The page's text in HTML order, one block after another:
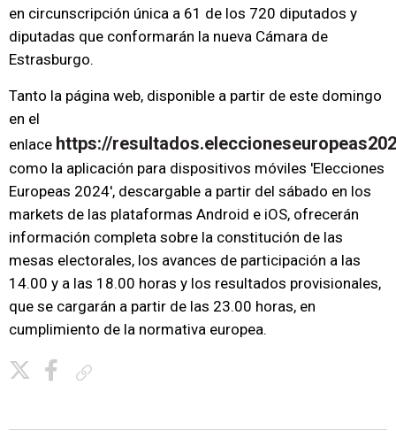
en circunscripción única a 61 de los 720 diputados y
diputadas que conformarán la nueva Cámara de
Estrasburgo.
Tanto la página web, disponible a partir de este domingo
en el
enlace https://
como la aplicación para dispositivos móviles 'Elecciones
Europeas 2024', descargable a partir del sábado en los
markets de las plataformas Android e iOS, ofrecerán
información completa sobre la constitución de las
mesas electorales, los avances de participación a las
14.00 y a las 18.00 horas y los resultados provisionales,
que se cargarán a partir de las 23.00 horas, en
cumplimiento de la normativa europea.